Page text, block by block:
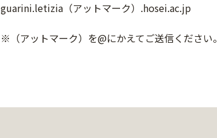
guarini.letizia（アットマーク）.hosei.ac.jp
※（アットマーク）を@にかえてご送信ください。